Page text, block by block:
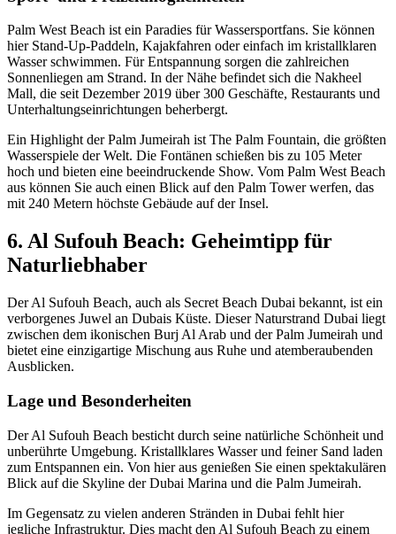
Palm West Beach ist ein Paradies für Wassersportfans. Sie können
hier Stand-Up-Paddeln, Kajakfahren oder einfach im kristallklaren
Wasser schwimmen. Für Entspannung sorgen die zahlreichen
Sonnenliegen am Strand. In der Nähe befindet sich die Nakheel
Mall, die seit Dezember 2019 über 300 Geschäfte, Restaurants und
Unterhaltungseinrichtungen beherbergt.
Ein Highlight der Palm Jumeirah ist The Palm Fountain, die größten
Wasserspiele der Welt. Die Fontänen schießen bis zu 105 Meter
hoch und bieten eine beeindruckende Show. Vom Palm West Beach
aus können Sie auch einen Blick auf den Palm Tower werfen, das
mit 240 Metern höchste Gebäude auf der Insel.
6. Al Sufouh Beach: Geheimtipp für
Naturliebhaber
Der Al Sufouh Beach, auch als Secret Beach Dubai bekannt, ist ein
verborgenes Juwel an Dubais Küste. Dieser Naturstrand Dubai liegt
zwischen dem ikonischen Burj Al Arab und der Palm Jumeirah und
bietet eine einzigartige Mischung aus Ruhe und atemberaubenden
Ausblicken.
Lage und Besonderheiten
Der Al Sufouh Beach besticht durch seine natürliche Schönheit und
unberührte Umgebung. Kristallklares Wasser und feiner Sand laden
zum Entspannen ein. Von hier aus genießen Sie einen spektakulären
Blick auf die Skyline der Dubai Marina und die Palm Jumeirah.
Im Gegensatz zu vielen anderen Stränden in Dubai fehlt hier
jegliche Infrastruktur. Dies macht den Al Sufouh Beach zu einem